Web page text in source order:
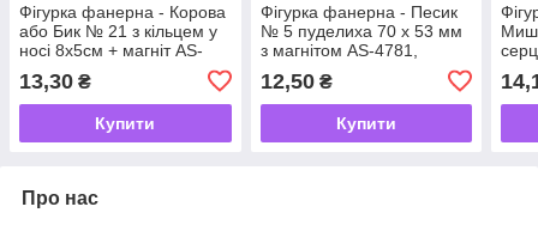
Фігурка фанерна - Корова
або Бик № 21 з кільцем у
носі 8х5см + магніт AS-
13,30 ₴
Купити
Фігурка фанерна - Песик
№ 5 пуделиха 70 х 53 мм
з магнітом AS-4781,
12,50₴
Купити
Про нас